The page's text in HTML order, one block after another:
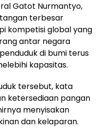
Gatot Nurmantyo,
terbesar
kompetisi global yang
antar negara
di bumi terus
kapasitas.
tersebut, kata
ketersediaan pangan
menyisakan
dan kelaparan.